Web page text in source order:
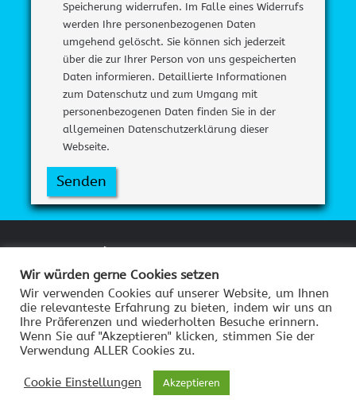
Speicherung widerrufen. Im Falle eines Widerrufs
werden Ihre personenbezogenen Daten
umgehend gelöscht. Sie können sich jederzeit
über die zur Ihrer Person von uns gespeicherten
Daten informieren. Detaillierte Informationen
zum Datenschutz und zum Umgang mit
personenbezogenen Daten finden Sie in der
allgemeinen Datenschutzerklärung dieser
Webseite.
Senden
Videokonferenz-News
CRESTRON AM3-111-I KIT
SENNHEISER TEAMCONNECT CEILING 2
BOSE ES1 MIT SENNHEISER CEILING
CONTROLSPACE EX-440C
Wir würden gerne Cookies setzen
Wir verwenden Cookies auf unserer Website, um Ihnen
die relevanteste Erfahrung zu bieten, indem wir uns an
Ihre Präferenzen und wiederholten Besuche erinnern.
Wenn Sie auf "Akzeptieren" klicken, stimmen Sie der
Verwendung ALLER Cookies zu.
Cookie Einstellungen Akzeptieren